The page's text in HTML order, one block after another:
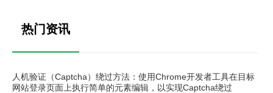
热门资讯
人机验证（Captcha）绕过方法：使用Chrome开发者工具在目标
网站登录页面上执行简单的元素编辑，以实现Captcha绕过